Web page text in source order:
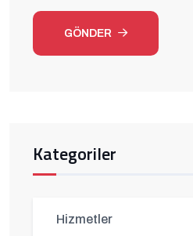
GÖNDER
Kategoriler
Hizmetler